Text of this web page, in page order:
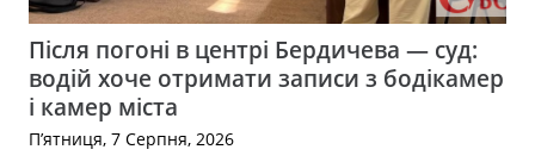
Після погоні в центрі Бердичева — суд:
водій хоче отримати записи з бодікамер
і камер міста
П’ятниця, 7 Серпня, 2026